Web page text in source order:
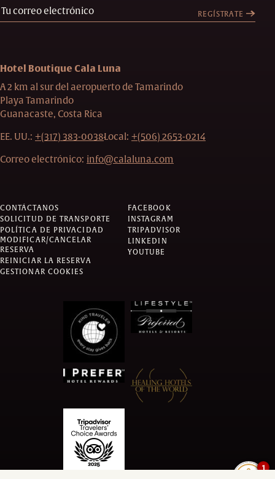
REGÍSTRATE
Hotel Boutique Cala Luna
A 2 km al sur del aeropuerto de Tamarindo
Playa Tamarindo
Guanacaste, Costa Rica
EE. UU.: +(317) 383-0038Local: +(506) 2653-0214
Correo electrónico: info@calaluna.com
CONTÁCTANOS
SOLICITUD DE TRANSPORTE
POLÍTICA DE PRIVACIDAD
MODIFICAR/CANCELAR
RESERVA
REINICIAR LA RESERVA
GESTIONAR COOKIES
FACEBOOK
INSTAGRAM
TRIPADVISOR
LINKEDIN
YOUTUBE
1